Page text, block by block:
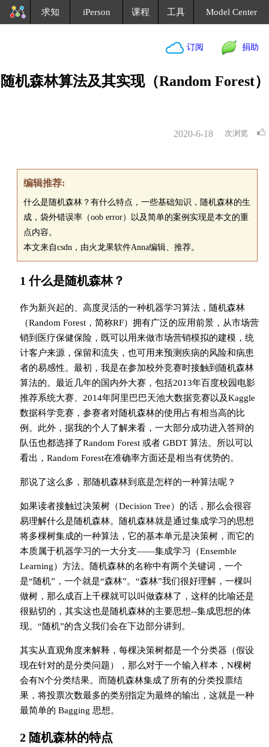
求知 iPerson 课程 工具 Model Center
订阅 捐助
随机森林算法及其实现（Random Forest）
次浏览
2020-6-18
编辑推荐:
什么是随机森林？有什么特点，一些基础知识，随机森林的生
成，袋外错误率（oob error）以及简单的案例实现是本文的重
点内容。
本文来自csdn，由火龙果软件Anna编辑、推荐。
1 什么是随机森林？
作为新兴起的、高度灵活的一种机器学习算法，随机森林
（Random Forest，简称RF）拥有广泛的应用前景，从市场营
销到医疗保健保险，既可以用来做市场营销模拟的建模，统
计客户来源，保留和流失，也可用来预测疾病的风险和病患
者的易感性。最初，我是在参加校外竞赛时接触到随机森林
算法的。最近几年的国内外大赛，包括2013年百度校园电影
推荐系统大赛、2014年阿里巴巴天池大数据竞赛以及Kaggle
数据科学竞赛，参赛者对随机森林的使用占有相当高的比
例。此外，据我的个人了解来看，一大部分成功进入答辩的
队伍也都选择了Random Forest 或者 GBDT 算法。所以可以
看出，Random Forest在准确率方面还是相当有优势的。
那说了这么多，那随机森林到底是怎样的一种算法呢？
如果读者接触过决策树（Decision Tree）的话，那么会很容
易理解什么是随机森林。随机森林就是通过集成学习的思想
将多棵树集成的一种算法，它的基本单元是决策树，而它的
本质属于机器学习的一大分支——集成学习（Ensemble
Learning）方法。随机森林的名称中有两个关键词，一个
是“随机”，一个就是“森林”。“森林”我们很好理解，一棵叫
做树，那么成百上千棵就可以叫做森林了，这样的比喻还是
很贴切的，其实这也是随机森林的主要思想--集成思想的体
现。“随机”的含义我们会在下边部分讲到。
其实从直观角度来解释，每棵决策树都是一个分类器（假设
现在针对的是分类问题），那么对于一个输入样本，N棵树
会有N个分类结果。而随机森林集成了所有的分类投票结
果，将投票次数最多的类别指定为最终的输出，这就是一种
最简单的 Bagging 思想。
2 随机森林的特点